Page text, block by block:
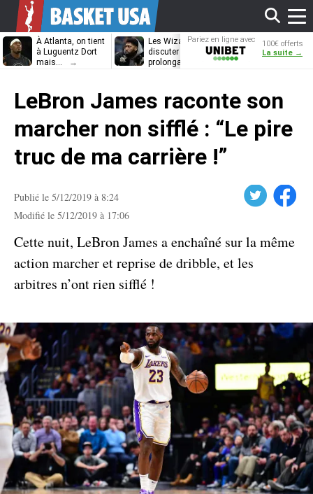
À Atlanta, on tient
à Luguentz Dort
mais…
Les Wizards vont
discuter
prolongation avec
Dennis
découvrira-t-il
Pariez en ligne avec
Unibet
100€ offerts
La suite →
LeBron James raconte son
marcher non sifflé : “Le pire
truc de ma carrière !”
Publié le 5/12/2019 à 8:24
Modifié le 5/12/2019 à 17:06
Facebook
Cette nuit, LeBron James a enchaîné sur la même
action marcher et reprise de dribble, et les
arbitres n’ont rien sifflé !